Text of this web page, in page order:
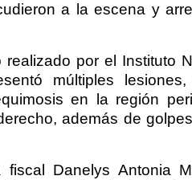
a la escena y
por el Instituto
múltiples
en la región
además de
fiscal Danelys Antonia